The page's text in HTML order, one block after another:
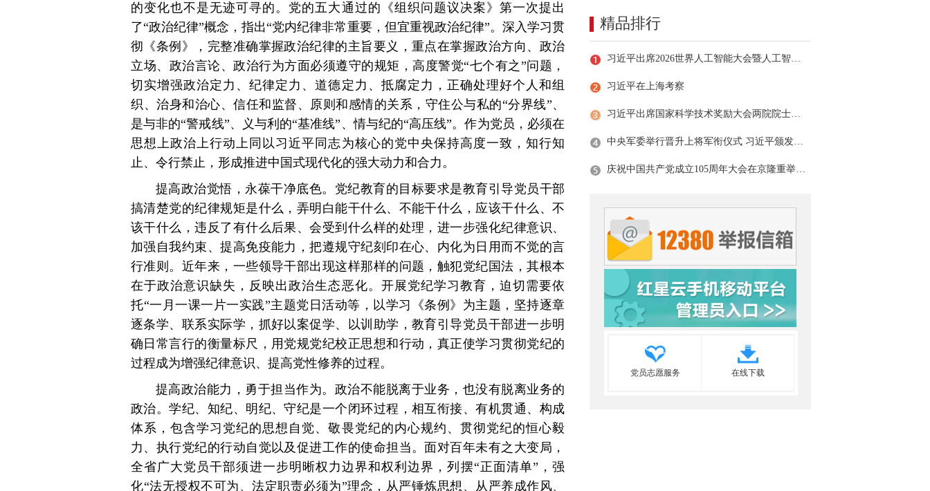
的变化也不是无迹可寻的。党的五大通过的《组织问题议决案》第一次提出
了“政治纪律”概念，指出“党内纪律非常重要，但宜重视政治纪律”。深入学习贯
彻《条例》，完整准确掌握政治纪律的主旨要义，重点在掌握政治方向、政治
立场、政治言论、政治行为方面必须遵守的规矩，高度警觉“七个有之”问题，
切实增强政治定力、纪律定力、道德定力、抵腐定力，正确处理好个人和组
织、治身和治心、信任和监督、原则和感情的关系，守住公与私的“分界线”、
是与非的“警戒线”、义与利的“基准线”、情与纪的“高压线”。作为党员，必须在
思想上政治上行动上同以习近平同志为核心的党中央保持高度一致，知行知
止、令行禁止，形成推进中国式现代化的强大动力和合力。
提高政治觉悟，永葆干净底色。党纪教育的目标要求是教育引导党员干部
搞清楚党的纪律规矩是什么，弄明白能干什么、不能干什么，应该干什么、不
该干什么，违反了有什么后果、会受到什么样的处理，进一步强化纪律意识、
加强自我约束、提高免疫能力，把遵规守纪刻印在心、内化为日用而不觉的言
行准则。近年来，一些领导干部出现这样那样的问题，触犯党纪国法，其根本
在于政治意识缺失，反映出政治生态恶化。开展党纪学习教育，迫切需要依
托“一月一课一片一实践”主题党日活动等，以学习《条例》为主题，坚持逐章
逐条学、联系实际学，抓好以案促学、以训助学，教育引导党员干部进一步明
确日常言行的衡量标尺，用党规党纪校正思想和行动，真正使学习贯彻党纪的
过程成为增强纪律意识、提高党性修养的过程。
提高政治能力，勇于担当作为。政治不能脱离于业务，也没有脱离业务的
政治。学纪、知纪、明纪、守纪是一个闭环过程，相互衔接、有机贯通、构成
体系，包含学习党纪的思想自觉、敬畏党纪的内心规约、贯彻党纪的恒心毅
力、执行党纪的行动自觉以及促进工作的使命担当。面对百年未有之大变局，
全省广大党员干部须进一步明晰权力边界和权利边界，列摆“正面清单”，强
化“法无授权不可为、法定职责必须为”理念，从严锤炼思想、从严养成作风、
精品排行
习近平出席2026世界人工智能大会暨人工智能全球治理高级别会议开幕式并发表主旨讲话
习近平在上海考察
习近平出席国家科学技术奖励大会两院院士大会中国科协第十一次全国代表大会并发表重要讲话
中央军委举行晋升上将军衔仪式 习近平颁发命令状并向晋衔的军官表示祝贺
庆祝中国共产党成立105周年大会在京隆重举行 习近平发表重要讲话
党员志愿服务 在线下载